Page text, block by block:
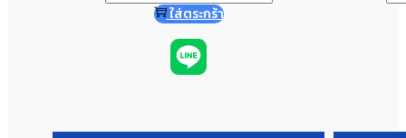
ใส่ตระกร้า